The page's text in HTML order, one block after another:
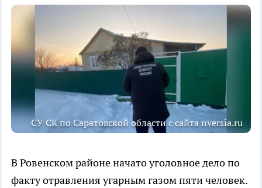
СУ СК по Саратовской области с сайта nversia.ru
В Ровенском районе начато уголовное дело по
факту отравления угарным газом пяти человек.